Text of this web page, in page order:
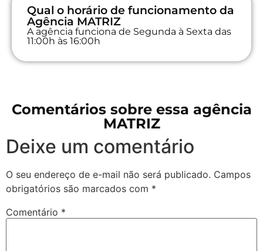
Qual o horário de funcionamento da
Agência MATRIZ
A agência funciona de Segunda à Sexta das
11:00h às 16:00h
Comentários sobre essa agência
MATRIZ
Deixe um comentário
O seu endereço de e-mail não será publicado. Campos
obrigatórios são marcados com *
Comentário *